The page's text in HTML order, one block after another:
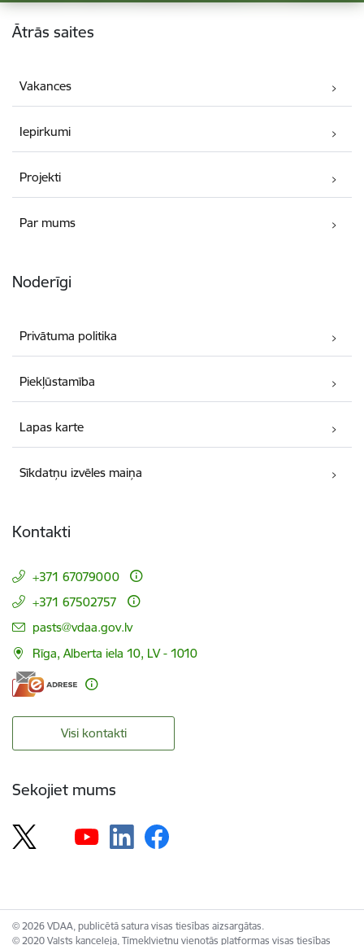
Kājene
Ātrās saites
Vakances
Iepirkumi
Projekti
Par mums
Noderīgi
Privātuma politika
Piekļūstamība
Lapas karte
Sīkdatņu izvēles maiņa
Kontakti
+371 67079000
+371 67502757
E-pasts:
pasts@vdaa.gov.lv
Rīga, Alberta iela 10, LV - 1010
Visi kontakti
Sekojiet mums
© 2026 VDAA, publicētā satura visas tiesības aizsargātas.
© 2020 Valsts kanceleja, Tīmekļvietņu vienotās platformas visas tiesības